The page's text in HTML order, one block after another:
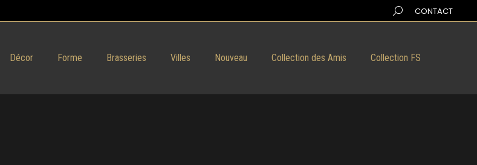
Search:CONTACT
Décor Forme Brasseries Villes Nouveau Collection des Amis Collection FS